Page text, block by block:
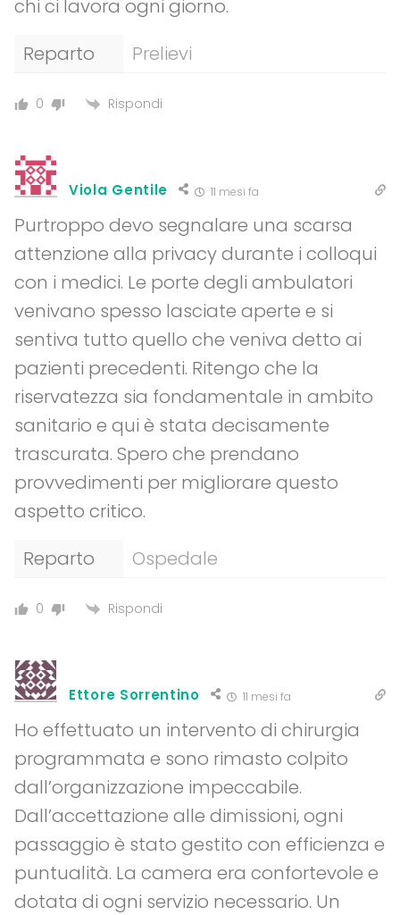
chi ci lavora ogni giorno.
Reparto
Prelievi
0 Rispondi
Viola Gentile 11 mesi fa
Purtroppo devo segnalare una scarsa
attenzione alla privacy durante i colloqui
con i medici. Le porte degli ambulatori
venivano spesso lasciate aperte e si
sentiva tutto quello che veniva detto ai
pazienti precedenti. Ritengo che la
riservatezza sia fondamentale in ambito
sanitario e qui è stata decisamente
trascurata. Spero che prendano
provvedimenti per migliorare questo
aspetto critico.
Reparto
Ospedale
0 Rispondi
Ettore Sorrentino 11 mesi fa
Ho effettuato un intervento di chirurgia
programmata e sono rimasto colpito
dall’organizzazione impeccabile.
Dall’accettazione alle dimissioni, ogni
passaggio è stato gestito con efficienza e
puntualità. La camera era confortevole e
dotata di ogni servizio necessario. Un